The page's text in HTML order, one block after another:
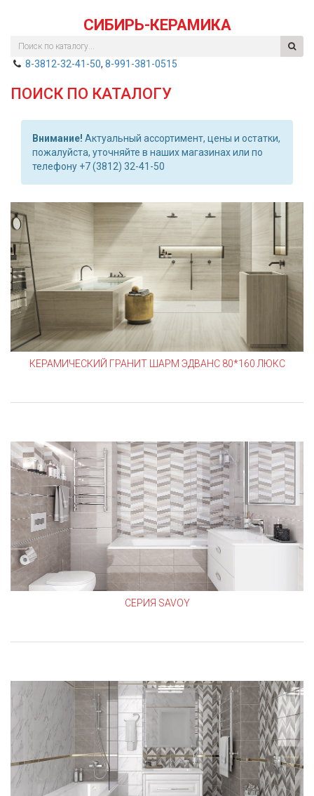
СИБИРЬ-КЕРАМИКА
8-3812-32-41-50, 8-991-381-0515
ПОИСК ПО КАТАЛОГУ
Внимание! Актуальный ассортимент, цены и остатки,
пожалуйста, уточняйте в наших магазинах или по
телефону +7 (3812) 32-41-50
КЕРАМИЧЕСКИЙ ГРАНИТ ШАРМ ЭДВАНС 80*160 ЛЮКС
СЕРИЯ SAVOY